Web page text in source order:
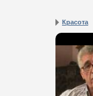
Красота